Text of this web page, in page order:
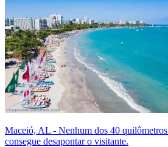
Maceió, AL - Nenhum dos 40
consegue desapontar o visitante.